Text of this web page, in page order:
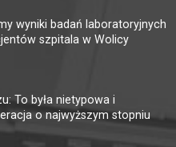
wyniki badań laboratoryjnych
szpitala w Wolicy
To była nietypowa i
o najwyższym stopniu